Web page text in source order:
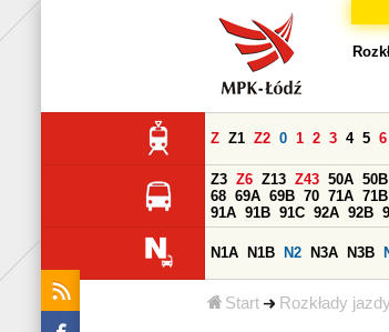
Start Rozkłady jazdy
Z Z1 Z2 0 1 2 3 4 5 6
Z3 Z6 Z13 Z43 50A 50B
68 69A 69B 70 71A 71B
91A 91B 91C 92A 92B
N1A N1B N2 N3A N3B